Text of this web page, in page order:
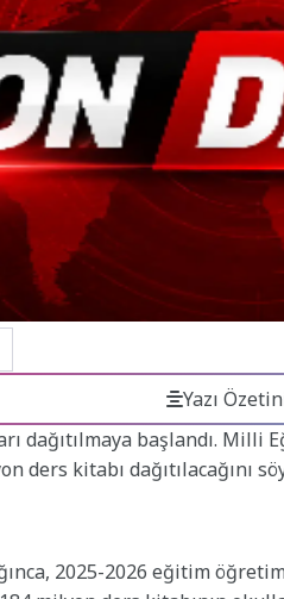
Yazı
dağıtılmaya başlandı. Milli
ders kitabı dağıtılacağını
2025-2026 eğitim